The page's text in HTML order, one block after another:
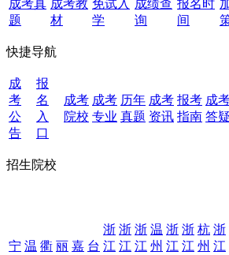
成考真
题
成考教
材
免试入
学
成绩查
询
报名时
间
快捷导航
成
考
公
告
报
名
入
口
成考
院校
成考
专业
历年
真题
成考
资讯
报考
指南
成
答疑
招生院校
宁 温 衢 丽 嘉 台
浙
江
浙
江
浙
江
温
州
浙
江
浙
江
杭
州
浙
江